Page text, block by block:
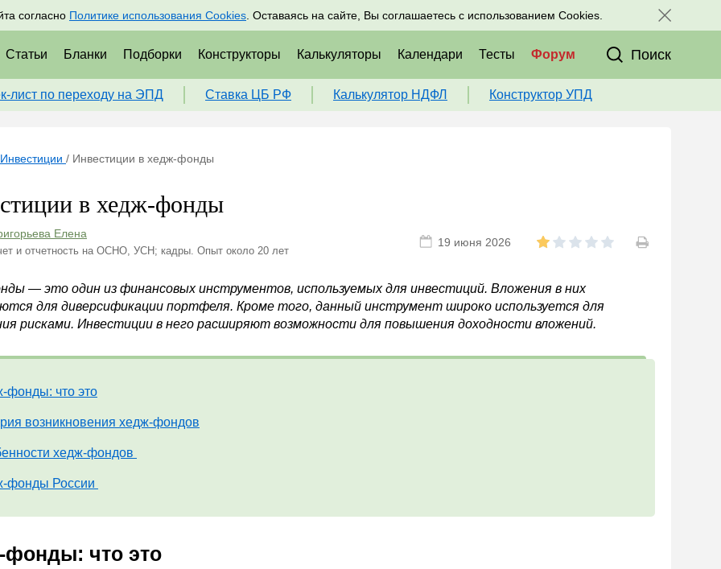
согласно Политике использования Cookies . Оставаясь на сайте, Вы соглашаетесь с использованием Cookies.
Подписаться Присоединяйтесь к нам в соц. сетях:
Статьи Бланки Подборки Конструкторы Калькуляторы Календари Тесты Форум Поиск
лист по переходу на ЭПД Ставка ЦБ РФ Калькулятор НДФЛ Конструктор УПД
Инвестиции / Инвестиции в хедж-фонды
в хедж-фонды
Елена
и отчетность на ОСНО, УСН; кадры. Опыт около 20 лет
19 июня 2026
— это один из финансовых инструментов, используемых для инвестиций. Вложения в них
для диверсификации портфеля. Кроме того, данный инструмент широко используется для
рисками. Инвестиции в него расширяют возможности для повышения доходности вложений.
фонды: что это
возникновения хедж-фондов
хедж-фондов
фонды России
фонды: что это